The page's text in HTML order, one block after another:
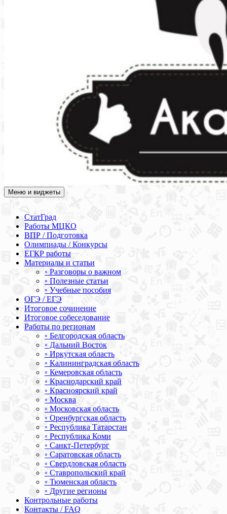
Академия СОВА
Подготовка к ЕГЭ, ОГЭ, ВПР, МЦКО, СтатГрад, КДР, ВОШ,
Меню и виджеты
СтатГрад
Работы МЦКО
ВПР / Подготовка
Олимпиады / Конкурсы
ЕГКР работы
Материалы и статьи
◦ Разговоры о важном
◦ Полезные статьи
◦ Учебные пособия
ОГЭ / ЕГЭ
Итоговое сочинение
Итоговое собеседование
Работы по регионам
◦ Белгородская область
◦ Дальний Восток
◦ Иркутская область
◦ Калининградская область
◦ Кемеровская область
◦ Краснодарский край
◦ Красноярский край
◦ Москва
◦ Московская область
◦ Оренбургская область
◦ Республика Татарстан
◦ Республика Коми
◦ Санкт-Петербург
◦ Саратовская область
◦ Свердловская область
◦ Ставропольский край
◦ Тюменская область
◦ Другие регионы
Контрольные работы
Контакты / FAQ